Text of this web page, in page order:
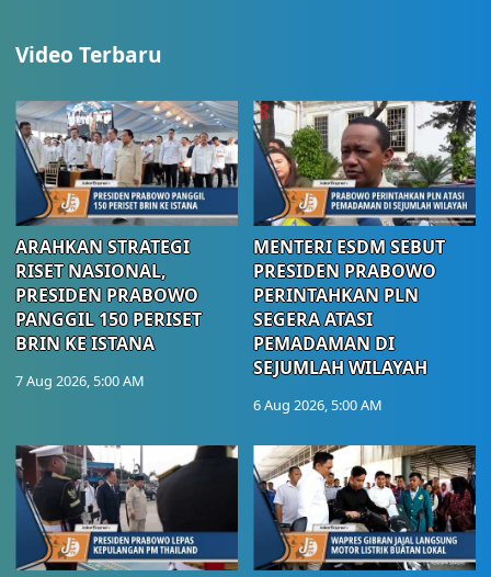
Video Terbaru
ARAHKAN STRATEGI
RISET NASIONAL,
PRESIDEN PRABOWO
PANGGIL 150 PERISET
BRIN KE ISTANA
7 Aug 2026, 5:00 AM
MENTERI ESDM SEBUT
PRESIDEN PRABOWO
PERINTAHKAN PLN
SEGERA ATASI
PEMADAMAN DI
SEJUMLAH WILAYAH
6 Aug 2026, 5:00 AM